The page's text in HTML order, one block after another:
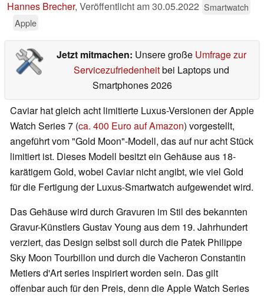
Hannes Brecher, Veröffentlicht am30.05.2022 Smartwatch
Apple
Jetzt mitmachen: Unsere große Umfrage zur
Servicezufriedenheitbei Laptops und
Smartphones 2026
Caviar hat gleich acht limitierte Luxus-Versionen der Apple
Watch Series 7 (ca. 400 Euro auf Amazon) vorgestellt,
angeführt vom "Gold Moon"-Modell, das auf nur acht Stück
limitiert ist. Dieses Modell besitzt ein Gehäuse aus 18-
karätigem Gold, wobei Caviar nicht angibt, wie viel Gold
für die Fertigung der Luxus-Smartwatch aufgewendet wird.
Das Gehäuse wird durch Gravuren im Stil des bekannten
Gravur-Künstlers Gustav Young aus dem 19. Jahrhundert
verziert, das Design selbst soll durch die Patek Philippe
Sky Moon Tourbillon und durch die Vacheron Constantin
Metiers d'Art series inspiriert worden sein. Das gilt
offenbar auch für den Preis, denn die Apple Watch Series